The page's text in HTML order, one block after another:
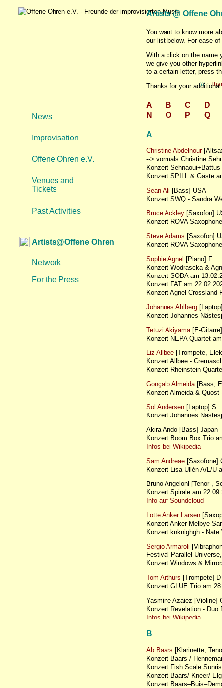
///
News
Improvisation
Offene Ohren e.V.
Venues and
Tickets
Past Activities
Artists@Offene Ohren
Network
For the Press
Artists @ Offene
You want to know more
our list below. For ease
With a click on the name
we give you other
to a certain letter, press
Thanks for your
A B C
D
N
O P Q
A
Christine Abdelnour
--> vormals Christine
Konzert
Konzert SPILL & Gäste
Sean Ali [Bass] USA
Konzert SWQ - Sandra
Bruce Ackley [Saxofon]
Konzert ROVA
Steve Adams [Saxofon]
Konzert ROVA
Sophie Agnel [Piano] F
Konzert Wodrascka &
Konzert SODA am
Konzert FAT am
Konzert Agnel-Crossland-
Johannes Ahlberg
Konzert Johannes
Tetuzi Akiyama [E-
Konzert NEPA Quartet
Liz Allbee [Trompete,
Konzert Allbee -
Konzert Rheinstein
Gonçalo Almeida [Bass,
Konzert Almeida & Quost
Sol Andersen [Laptop] S
Konzert Johannes
Akira Ando [Bass] Japan
Konzert Boom Box Trio
Infos bei Wikipedia
Sam Andreae [Saxofone]
Konzert Lisa Ullén A/L/U
Bruno Angeloni [Tenor-,
Konzert Spirale am
Info auf Soundcloud
Lotte Anker Larsen
Konzert Anker-Melbye-
Konzert knknighgh -
Sergio Armaroli
Festival Parallel Universe,
Konzert Windows &
Tom Arthurs [Trompete] D
Konzert GLUE Trio am
Yasmine Azaiez [Violine]
Konzert Revelation - Duo
Infos bei Wikipedia
B
Ab Baars [Klarinette,
Konzert Baars /
Konzert Fish Scale
Konzert Baars/ Kneer/
Konzert